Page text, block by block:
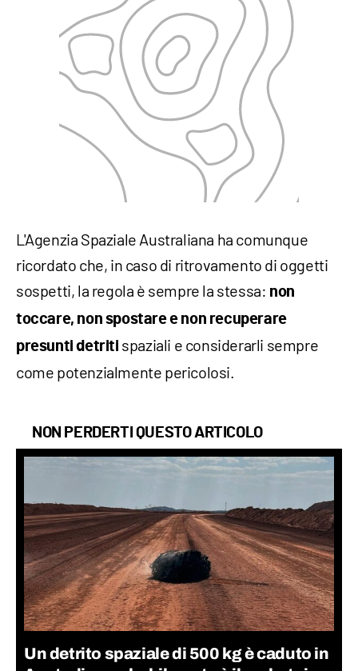
L'Agenzia Spaziale Australiana ha comunque
ricordato che, in caso di ritrovamento di oggetti
sospetti, la regola è sempre la stessa: non
toccare, non spostare e non recuperare
presunti detriti spaziali e considerarli sempre
come potenzialmente pericolosi.
NON PERDERTI QUESTO ARTICOLO
Un detrito spaziale di 500 kg è caduto in